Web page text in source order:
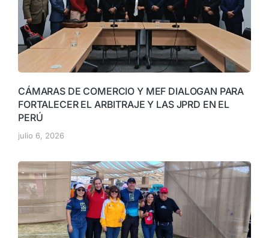
CÁMARAS DE COMERCIO Y MEF DIALOGAN PARA
FORTALECER EL ARBITRAJE Y LAS JPRD EN EL
PERÚ
julio 6, 2026